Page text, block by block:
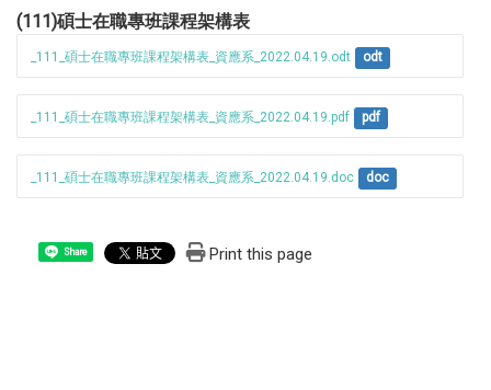
(111)碩士在職專班課程架構表
_111_碩士在職專班課程架構表_資應系_2022.04.19.odt odt
_111_碩士在職專班課程架構表_資應系_2022.04.19.pdf pdf
_111_碩士在職專班課程架構表_資應系_2022.04.19.doc doc
Share Print this page